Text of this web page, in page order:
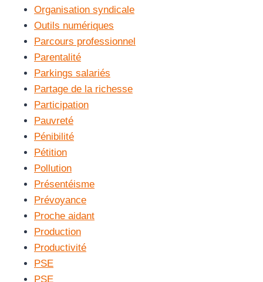
Organisation syndicale
Outils numériques
Parcours professionnel
Parentalité
Parkings salariés
Partage de la richesse
Participation
Pauvreté
Pénibilité
Pétition
Pollution
Présentéisme
Prévoyance
Proche aidant
Production
Productivité
PSE
PSE